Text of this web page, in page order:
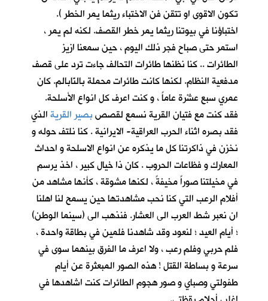
تكون الاقوى او تتقن فن الاختباء ريثما يمر الخطر ).
اختباؤنا في بيوتنا ريثما يمر خطر القصف. لكنه لم يمر ،
استمر حتى صباح فجر ذلك اليوم ، حين سمعنا ازيز
الطائرات .. كنا نظنها طائرات التحالف جاءت ترد على قصف
مدفعية النظام. لكنها كانت طائرات محملة بالنّابالم. كان
عمري سبع عشْرة عاماً ، و كنت اعرف كل انواع الأسلحة.
فقد كنت مع فتيان القرية نسمع لقصصبصير القريةالذي
فقد بصره اثناء الحرب العراقية- الايرانية . كنا نلتف حوله و
نخزن في ذاكرتنا كل ما يذكره عن انواع الاسلحة و احداث
المعارك و فظاعات الحروب . كان ذا خيال كبير ، اخذ يرسم
في مخيلتنا صوراً مخيفةً ، لكنها مشوقة ، كأنها مشاهد من
أفلام الرعب التي كنا نحب مشاهدتها حين يسمح لنا اهلنا
ان نعبر شط العرب الى العشار. فنذهب الى (سينما الوطن)
؛ أيام العيد ؛ لنعود وقد شاهدنا فلمين في بطاقة واحدة ،
فلم حربي وفلم رعب ، ولا اعرف ما الفرق بينهما سوى في
سرعة و بساطة القتل ! هذه الصور المبعثرة عن أيام
طفولتي وصباي و صور هجوم الطائرات كنت اشاهدها في